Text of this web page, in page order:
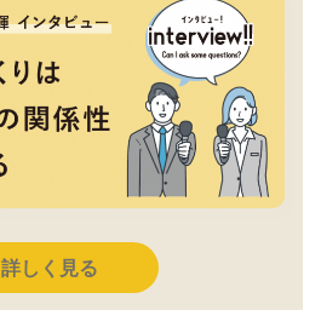
詳しく見る